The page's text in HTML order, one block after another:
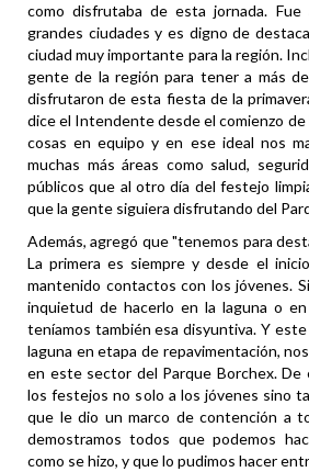
como disfrutaba de esta jornada.
grandes ciudades y es digno de
ciudad muy importante para la región.
gente de la región para tener a más
disfrutaron de esta fiesta de la
dice el Intendente desde el comienzo de
cosas en equipo y en ese ideal nos
muchas más áreas como salud,
públicos que al otro día del festejo
que la gente siguiera disfrutando del
Además, agregó que "tenemos para
La primera es siempre y desde el
mantenido contactos con los jóvenes.
inquietud de hacerlo en la laguna o
teníamos también esa disyuntiva. Y este
laguna en etapa de repavimentación,
en este sector del Parque Borchex. De
los festejos no solo a los jóvenes sino
que le dio un marco de contención a
demostramos todos que podemos
como se hizo, y que lo pudimos hacer